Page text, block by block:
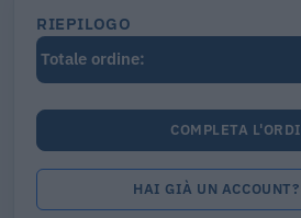
RIEPILOGO
Totale ordine:
COMPLETA
HAI GIÀ UN